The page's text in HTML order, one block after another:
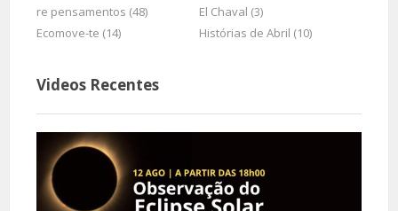
re pensamentos (48)
El Chaval (3)
Ecomove-te (14)
Histórias de Abril (10)
Videos Recentes